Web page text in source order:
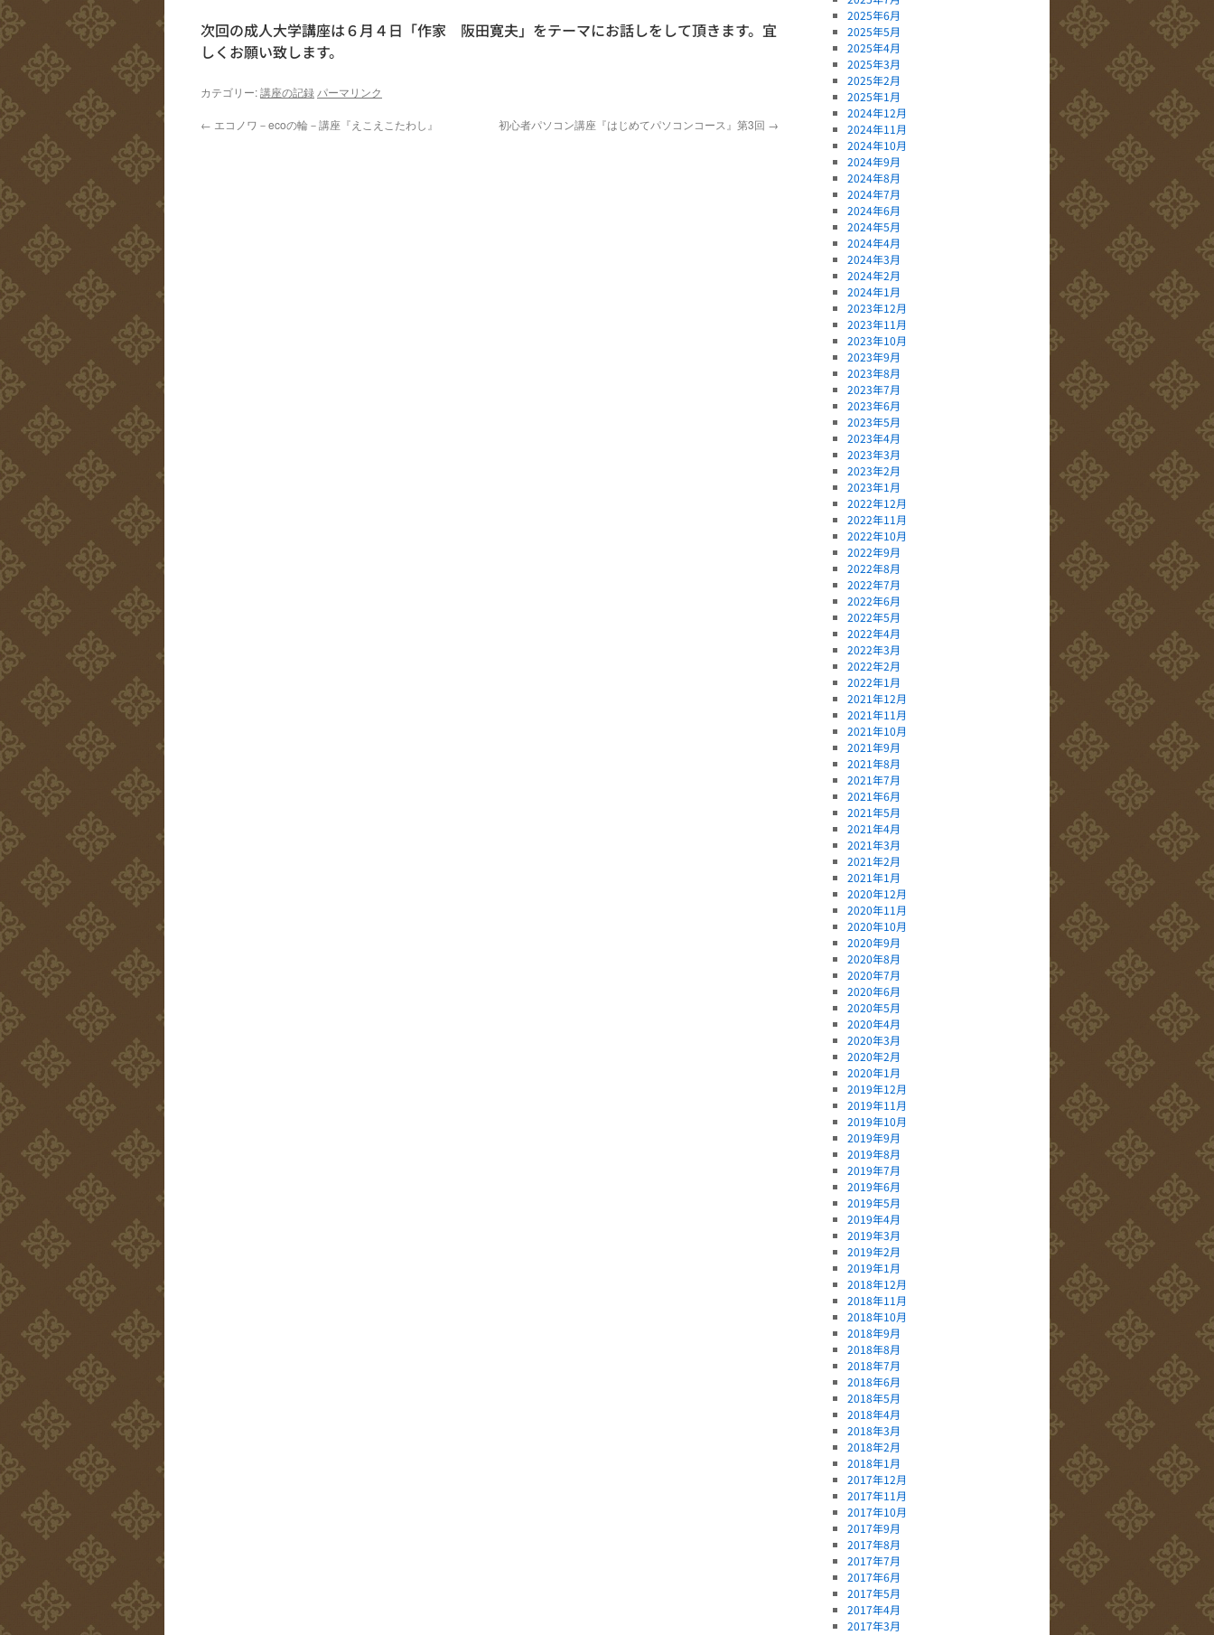
次回の成人大学講座は６月４日「作家 阪田寛夫」をテーマにお話しをして頂きます。宜
しくお願い致します。
カテゴリー:講座の記録 パーマリンク
← エコノワ－ecoの輪－講座『えこえこたわし』 初心者パソコン講座『はじめてパソコンコース』第3回 →
2025年6月
2025年5月
2025年4月
2025年3月
2025年2月
2025年1月
2024年12月
2024年11月
2024年10月
2024年9月
2024年8月
2024年7月
2024年6月
2024年5月
2024年4月
2024年3月
2024年2月
2024年1月
2023年12月
2023年11月
2023年10月
2023年9月
2023年8月
2023年7月
2023年6月
2023年5月
2023年4月
2023年3月
2023年2月
2023年1月
2022年12月
2022年11月
2022年10月
2022年9月
2022年8月
2022年7月
2022年6月
2022年5月
2022年4月
2022年3月
2022年2月
2022年1月
2021年12月
2021年11月
2021年10月
2021年9月
2021年8月
2021年7月
2021年6月
2021年5月
2021年4月
2021年3月
2021年2月
2021年1月
2020年12月
2020年11月
2020年10月
2020年9月
2020年8月
2020年7月
2020年6月
2020年5月
2020年4月
2020年3月
2020年2月
2020年1月
2019年12月
2019年11月
2019年10月
2019年9月
2019年8月
2019年7月
2019年6月
2019年5月
2019年4月
2019年3月
2019年2月
2019年1月
2018年12月
2018年11月
2018年10月
2018年9月
2018年8月
2018年7月
2018年6月
2018年5月
2018年4月
2018年3月
2018年2月
2018年1月
2017年12月
2017年11月
2017年10月
2017年9月
2017年8月
2017年7月
2017年6月
2017年5月
2017年4月
2017年3月